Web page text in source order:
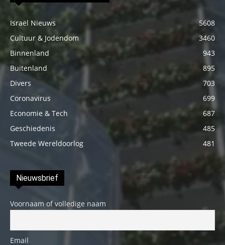
Israël Nieuws
5608
Cultuur & Jodendom
3460
Binnenland
943
Buitenland
895
Divers
703
Coronavirus
699
Economie & Tech
687
Geschiedenis
485
Tweede Wereldoorlog
481
Nieuwsbrief
Voornaam of volledige naam
Email